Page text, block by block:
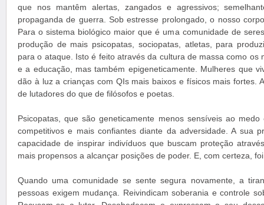
que nos mantêm alertas, zangados e agressivos;
propaganda de guerra. Sob estresse prolongado, o nosso
Para o sistema biológico maior que é uma comunidade de
produção de mais psicopatas, sociopatas, atletas, para
para o ataque. Isto é feito através da cultura de massa como os
e a educação, mas também epigeneticamente. Mulheres que
dão à luz a crianças com QIs mais baixos e físicos mais fortes.
de lutadores do que de filósofos e poetas.
Psicopatas, que são geneticamente menos sensíveis ao
competitivos e mais confiantes diante da adversidade. A sua
capacidade de inspirar indivíduos que buscam proteção
mais propensos a alcançar posições de poder. E, com certeza,
Quando uma comunidade se sente segura novamente, a
pessoas exigem mudança. Reivindicam soberania e controle